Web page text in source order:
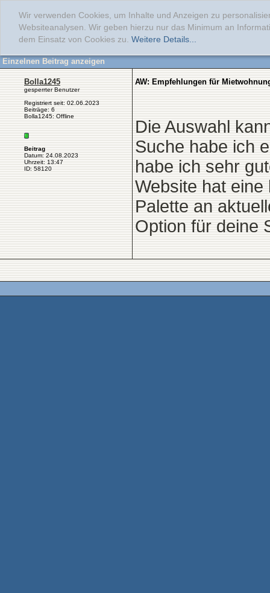
Wir verwenden Cookies, um Inhalte und Anzeigen zu
Websiteanalysen. Wir geben hierzu nur das Minimum an
dem Einsatz von Cookies zu. Weitere Details...
Einzelnen Beitrag anzeigen
Bolla1245
gesperrter Benutzer
Registriert seit: 02.06.2023
Beiträge: 6
Bolla1245: Offline
Beitrag
Datum: 24.08.2023
Uhrzeit: 13:47
ID: 58120
AW: Empfehlungen für
Die Auswahl
Suche habe ich
habe ich sehr
Website hat
Palette an
Option für deine